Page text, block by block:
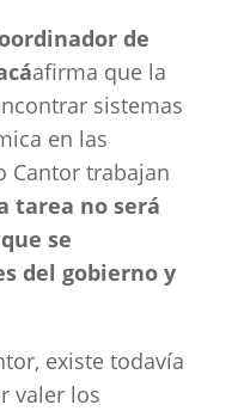
de
afirma que la
sistemas
en las
Cantor trabajan
tarea no será
se
del gobierno y
existe todavía
valer los